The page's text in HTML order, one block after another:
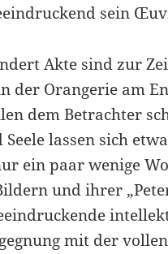
sein
Akte sind zur
der Orangerie am
dem Betrachter
Seele lassen sich
ein paar wenige
und ihrer
mit der